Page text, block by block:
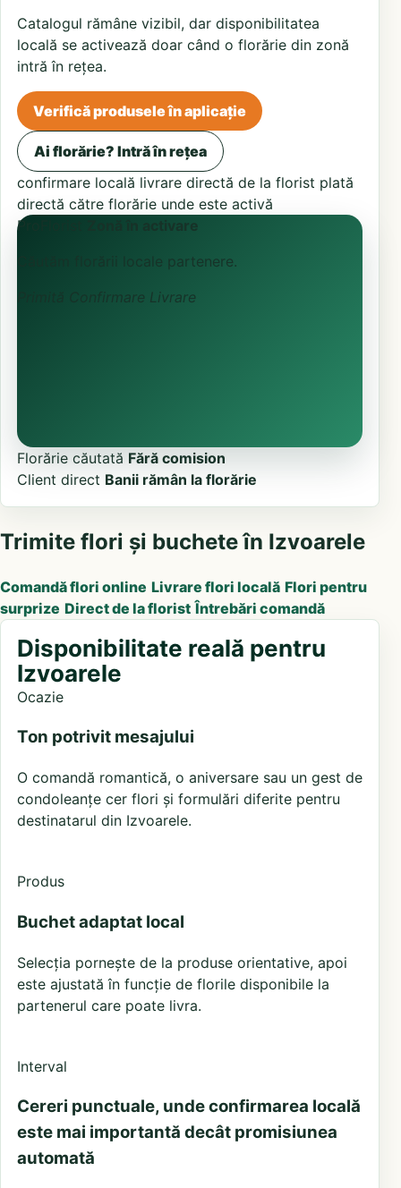
Catalogul rămâne vizibil, dar disponibilitatea
locală se activează doar când o florărie din zonă
intră în rețea.
Verifică produsele în aplicație
Ai florărie? Intră în rețea
confirmare locală livrare directă de la florist plată
directă către florărie unde este activă
ProFlorist
Zonă în activare
Căutăm florării locale partenere.
Confirmare Livrare
Florărie căutată Fără comision
Client direct Banii rămân la florărie
Trimite flori și buchete în Izvoarele
Comandă flori online Livrare flori locală Flori pentru
surprize Direct de la florist Întrebări comandă
Disponibilitate reală pentru
Izvoarele
Ocazie
Ton potrivit mesajului
O comandă romantică, o aniversare sau un gest de
condoleanțe cer flori și formulări diferite pentru
destinatarul din Izvoarele.
Produs
Buchet adaptat local
Selecția pornește de la produse orientative, apoi
este ajustată în funcție de florile disponibile la
partenerul care poate livra.
Interval
Cereri punctuale, unde confirmarea locală
este mai importantă decât promisiunea
automată